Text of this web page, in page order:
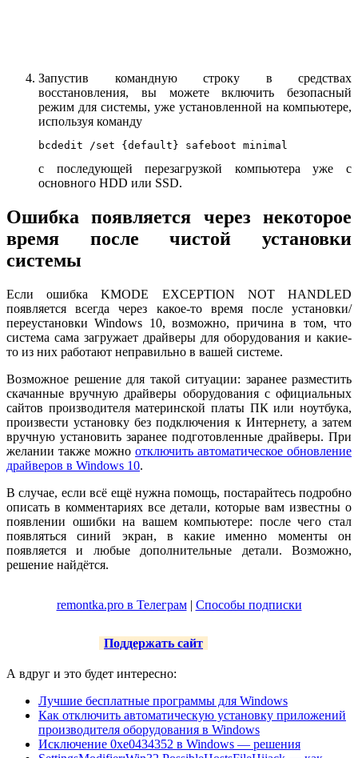
Запустив командную строку в средствах
восстановления, вы можете включить безопасный
режим для системы, уже установленной на компьютере,
используя команду
bcdedit /set {default} safeboot minimal
с последующей перезагрузкой компьютера уже с
основного HDD или SSD.
Ошибка появляется через некоторое
время после чистой установки
системы
Если ошибка KMODE EXCEPTION NOT HANDLED
появляется всегда через какое-то время после установки/
переустановки Windows 10, возможно, причина в том, что
система сама загружает драйверы для оборудования и какие-
то из них работают неправильно в вашей системе.
Возможное решение для такой ситуации: заранее разместить
скачанные вручную драйверы оборудования с официальных
сайтов производителя материнской платы ПК или ноутбука,
произвести установку без подключения к Интернету, а затем
вручную установить заранее подготовленные драйверы. При
желании также можно отключить автоматическое обновление
драйверов в Windows 10.
В случае, если всё ещё нужна помощь, постарайтесь подробно
описать в комментариях все детали, которые вам известны о
появлении ошибки на вашем компьютере: после чего стал
появляться синий экран, в какие именно моменты он
появляется и любые дополнительные детали. Возможно,
решение найдётся.
remontka.pro в Телеграм| Способы подписки
Поддержать сайт
А вдруг и это будет интересно:
Лучшие бесплатные программы для Windows
Как отключить автоматическую установку приложений
производителя оборудования в Windows
Исключение 0xe0434352 в Windows — решения